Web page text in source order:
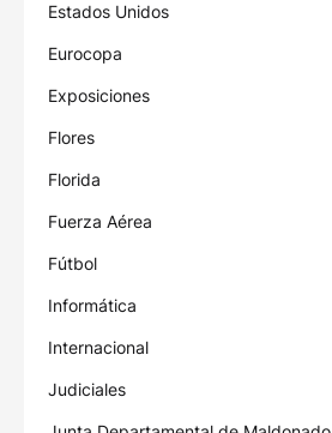
Estados Unidos
Eurocopa
Exposiciones
Flores
Florida
Fuerza Aérea
Fútbol
Informática
Internacional
Judiciales